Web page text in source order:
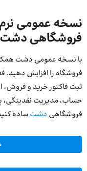
نسخه عمومی نرم
فروشگاهی دشت
با نسخه عمومی دشت
فروشگاه را افزایش دهید.
ثبت فاکتور خرید و فروش،
حساب، مدیریت نقدینگی،
فروشگاهی دشتساده